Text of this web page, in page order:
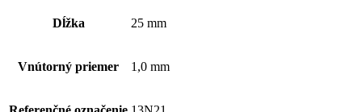
Dĺžka 25 mm
Vnútorný priemer 1,0 mm